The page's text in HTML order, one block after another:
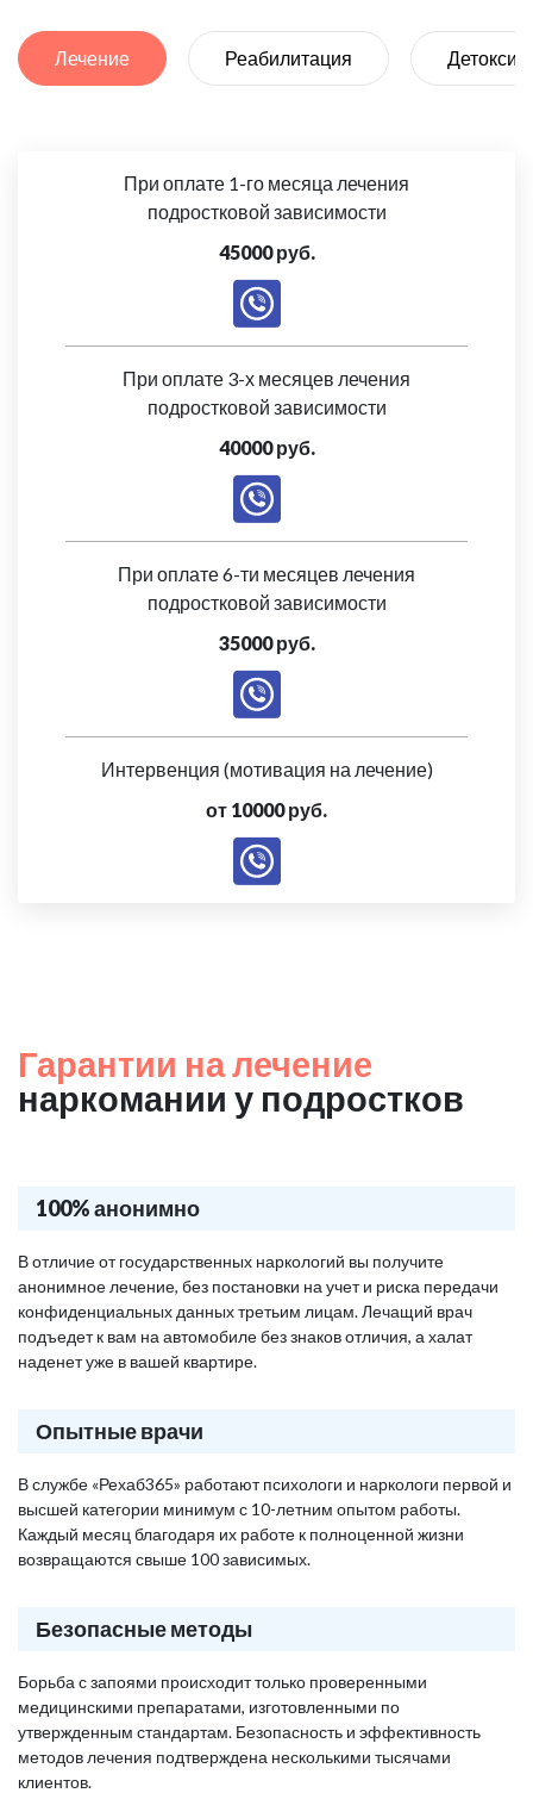
Лечение Реабилитация
При оплате 1-го месяца лечения
подростковой зависимости
45000 руб.
При оплате 3-х месяцев лечения
подростковой зависимости
40000 руб.
При оплате 6-ти месяцев лечения
подростковой зависимости
35000 руб.
Интервенция (мотивация на лечение)
от 10000 руб.
Гарантии на лечение
наркомании у подростков
100% анонимно
В отличие от государственных наркологий вы получите
анонимное лечение, без постановки на учет и риска передачи
конфиденциальных данных третьим лицам. Лечащий врач
подъедет к вам на автомобиле без знаков отличия, а халат
наденет уже в вашей квартире.
Опытные врачи
В службе «Рехаб365» работают психологи и наркологи первой и
высшей категории минимум с 10-летним опытом работы.
Каждый месяц благодаря их работе к полноценной жизни
возвращаются свыше 100 зависимых.
Безопасные методы
Борьба с запоями происходит только проверенными
медицинскими препаратами, изготовленными по
утвержденным стандартам. Безопасность и эффективность
методов лечения подтверждена несколькими тысячами
клиентов.